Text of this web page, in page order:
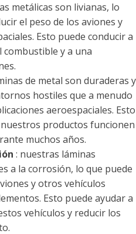
metálicas son livianas, lo
el peso de los aviones y
Esto puede conducir a
combustible y a una
de metal son duraderas y
hostiles que a menudo
aeroespaciales. Esto
productos funcionen
muchos años.
: nuestras láminas
a la corrosión, lo que puede
y otros vehículos
Esto puede ayudar a
vehículos y reducir los